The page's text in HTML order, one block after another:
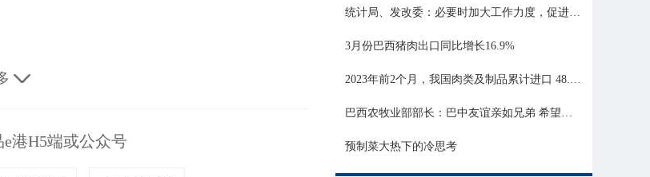
港H5端或公众号
统计局、发改委：必要时加大工作力度，促进生猪市场平稳运行
3月份巴西猪肉出口同比增长16.9%
2023年前2个月，我国肉类及制品累计进口 48.06 亿美元，同比增长 21.81%
巴西农牧业部部长：巴中友谊亲如兄弟 希望与中国深化农业合作
预制菜大热下的冷思考